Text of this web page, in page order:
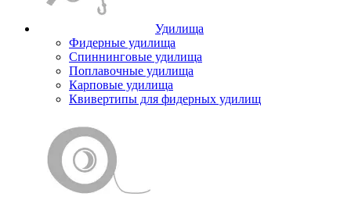
Удилища
Фидерные удилища
Спиннинговые удилища
Поплавочные удилища
Карповые удилища
Квивертипы для фидерных удилищ